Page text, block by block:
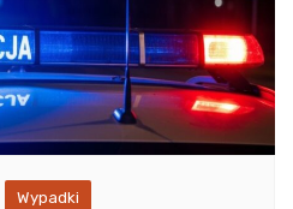
Wypadki